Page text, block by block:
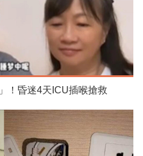
！昏迷4天ICU插喉搶救